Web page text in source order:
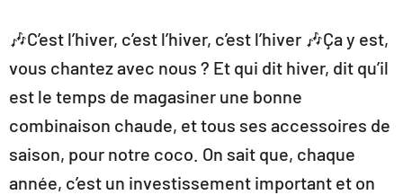
🎶C’est l’hiver, c’est l’hiver, c’est l’hiver 🎶Ça y est,
vous chantez avec nous ? Et qui dit hiver, dit qu’il
est le temps de magasiner une bonne
combinaison chaude, et tous ses accessoires de
saison, pour notre coco. On sait que, chaque
année, c’est un investissement important et on